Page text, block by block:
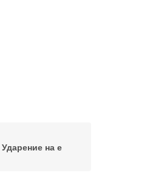
Ударение на е